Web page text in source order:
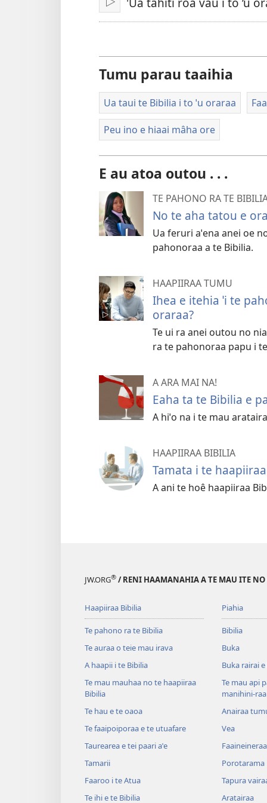
Faahaere
Tumu parau taaihia
Ua taui te Bibilia i to ˈu oraraa
Peu ino e hiaai mâha ore
E au atoa outou . . .
TE PAHONO RA TE
No te aha tatou e ora
Ua feruri aˈena anei oe
pahonoraa a te Bibilia.
HAAPIIRAA TUMU
Ihea e itehia ˈi te
oraraa?
Te ui ra anei outou no
ra te pahonoraa papu i
A ARA MAI NA!
Eaha ta te Bibilia e
A hiˈo na i te mau
HAAPIIRAA BIBILIA
Tamata i te
A ani te hoê haapiiraa
JW.ORG® / RENI HAAMANAHIA A TE MAU ITE NO
Haapiiraa Bibilia
Te pahono ra te Bibilia
Te auraa o teie mau irava
A haapii i te Bibilia
Te mau mauhaa no te haapiiraa
Bibilia
Te hau e te oaoa
Te faaipoiporaa e te utuafare
Taurearea e tei paari aˈe
Tamarii
Faaroo i te Atua
Te ihi e te Bibilia
Piahia
Bibilia
Buka
Buka rairai
Te mau api
manihini-raa
Anairaa
Vea
Porotarama
Tapura
Aratairaa